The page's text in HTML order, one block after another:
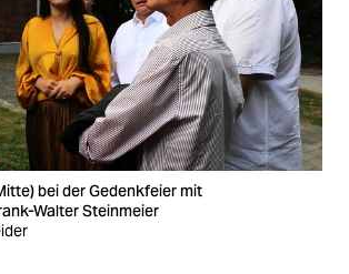
bei der Gedenkfeier mit
Walter Steinmeier